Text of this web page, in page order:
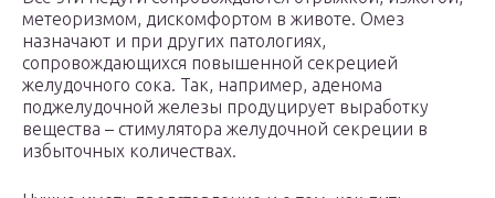
метеоризмом, дискомфортом в животе. Омез
назначают и при других патологиях,
сопровождающихся повышенной секрецией
желудочного сока. Так, например, аденома
поджелудочной железы продуцирует выработку
вещества – стимулятора желудочной секреции в
избыточных количествах.